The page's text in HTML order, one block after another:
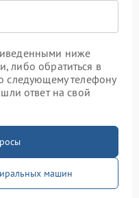
ниже
либо обратиться в
следующему телефону
ответ на свой
машин